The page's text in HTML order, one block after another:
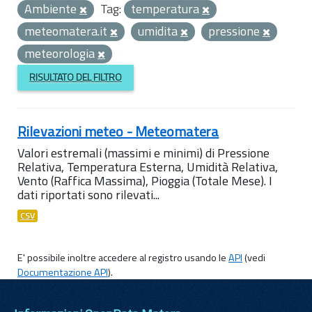
Ambiente
Tag: temperatura
meteomatera.it
umidita
pressione
meteorologia
RISULTATO DEL FILTRO
Rilevazioni meteo - Meteomatera
Valori estremali (massimi e minimi) di Pressione
Relativa, Temperatura Esterna, Umidità Relativa,
Vento (Raffica Massima), Pioggia (Totale Mese). I
dati riportati sono rilevati...
CSV
E' possibile inoltre accedere al registro usando leAPI(vedi
Documentazione API).